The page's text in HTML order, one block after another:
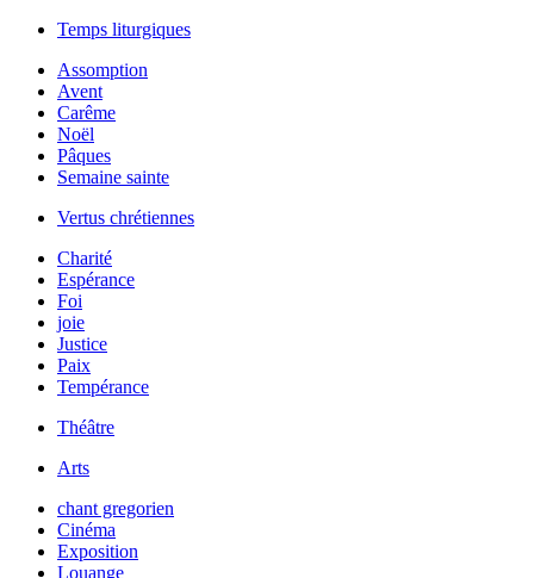
Temps liturgiques
Assomption
Avent
Carême
Noël
Pâques
Semaine sainte
Vertus chrétiennes
Charité
Espérance
Foi
joie
Justice
Paix
Tempérance
Théâtre
Arts
chant gregorien
Cinéma
Exposition
Louange